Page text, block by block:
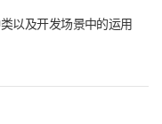
以及开发场景中的运用